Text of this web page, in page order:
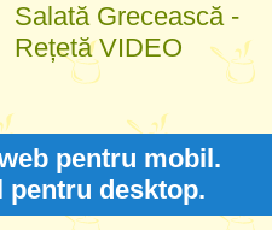
Salată Grecească -
Rețetă VIDEO
pentru mobil.
pentru desktop.